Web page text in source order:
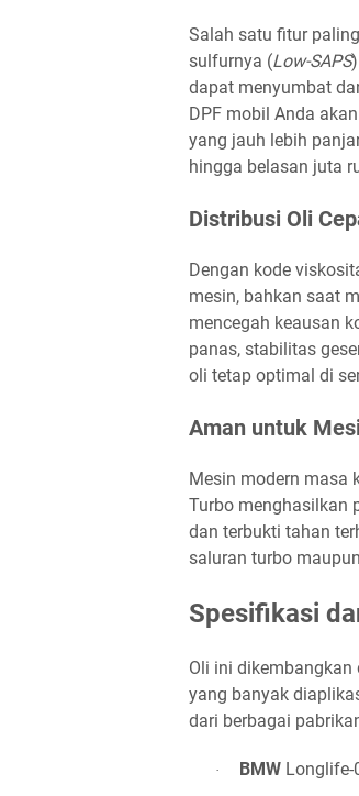
Salah satu fitur
sulfurnya (Low-SAPS
dapat menyumbat
DPF mobil Anda
yang jauh lebih
hingga belasan juta
Distribusi Oli
Dengan kode
mesin, bahkan saat
mencegah keausan
panas, stabilitas
oli tetap optimal di
Aman untuk
Mesin modern masa
Turbo menghasilkan
dan terbukti tahan
saluran turbo maupun
Spesifikasi
Oli ini
yang banyak
dari berbagai
· BMW